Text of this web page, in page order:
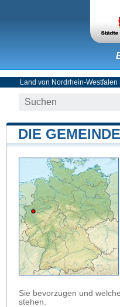
Land von Nordrhein-Westfalen
DIE
Sie bevorzugen und
stehen.